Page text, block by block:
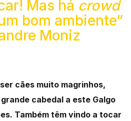
Mas há crowd
bom ambiente”
Moniz
cães muito magrinhos,
cabedal a este Galgo
Também têm vindo a tocar